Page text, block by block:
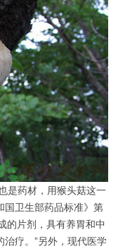
是药材，用猴头菇这一
国卫生部药品标准》第
的片剂，具有养胃和中
疗。”另外，现代医学